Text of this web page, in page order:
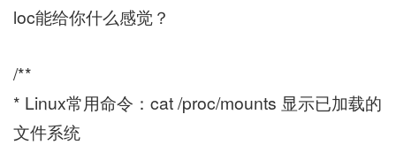
loc能给你什么感觉？
/**
* Linux常用命令：cat /proc/mounts 显示已加载的
文件系统